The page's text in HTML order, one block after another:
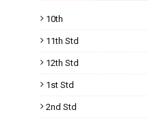
10th
11th Std
12th Std
1st Std
2nd Std